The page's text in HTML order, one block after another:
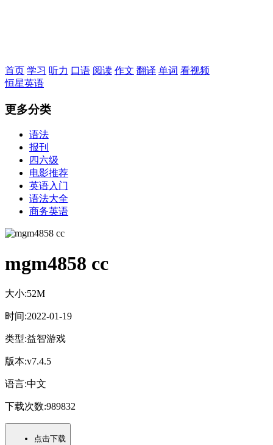
首页 学习 听力 口语 阅读 作文 翻译 单词 看视频
恒星英语
更多分类
语法
报刊
四六级
电影推荐
英语入门
语法大全
商务英语
mgm4858 cc
大小:52M
时间:2022-01-19
类型:益智游戏
版本:v7.4.5
语言:中文
下载次数:989832
点击下载